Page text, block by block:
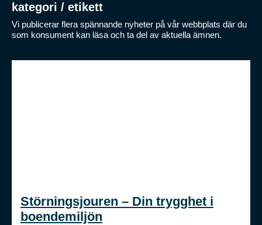
kategori / etikett
Vi publicerar flera spännande nyheter på vår webbplats där du
som konsument kan läsa och ta del av aktuella ämnen.
Störningsjouren – Din trygghet i
boendemiljön